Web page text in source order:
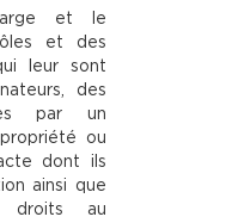
et le
et des
leur sont
des
par un
ou
dont ils
ainsi que
droits au